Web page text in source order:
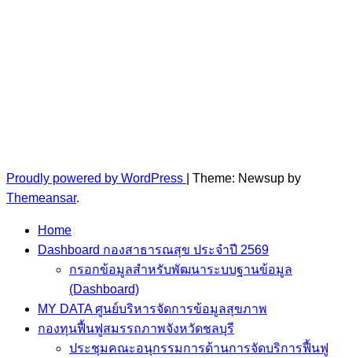
Proudly powered by WordPress
Theme: Newsup by
Themeansar.
Home
Dashboard กองสาธารณสุข ประจำปี 2569
กรอกข้อมูลสำหรับพัฒนาระบบฐานข้อมูล
(Dashboard)
MY DATA ศูนย์บริหารจัดการข้อมูลสุขภาพ
กองทุนฟื้นฟูสมรรถภาพจังหวัดชลบุรี
ประชุมคณะอนุกรรมการด้านการจัดบริการฟื้นฟู